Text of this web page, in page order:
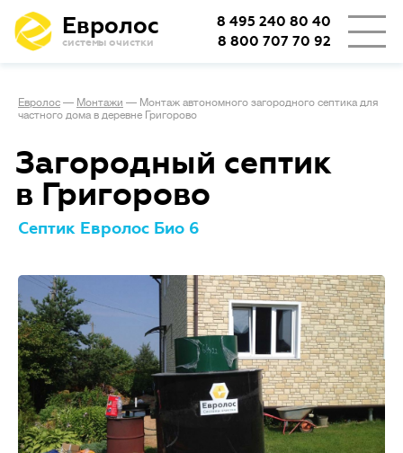
Евролос
системы очистки
8 495 240 80 40
8 800 707 70 92
Евролос — Монтажи — Монтаж автономного загородного септика для
частного дома в деревне Григорово
Загородный септик
в Григорово
Септик Евролос Био 6